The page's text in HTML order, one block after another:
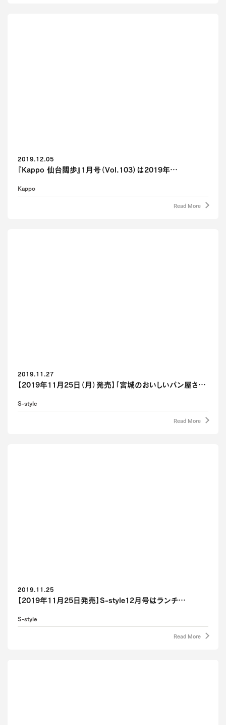
2019.12.05
『Kappo 仙台闊歩』1月号（Vol.103）は2019年…
Kappo
Read More
2019.11.27
【2019年11月25日（月）発売】「宮城のおいしいパン屋さ…
S-style
Read More
2019.11.25
【2019年11月25日発売】S-style12月号はランチ…
S-style
Read More